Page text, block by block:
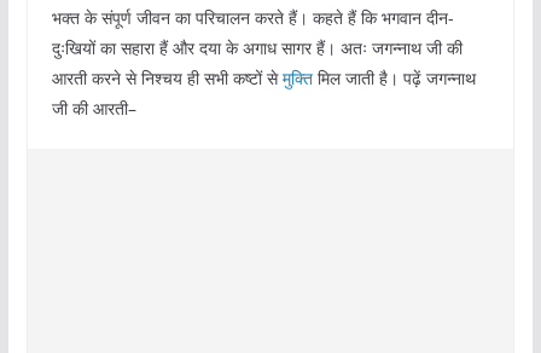
भक्त के संपूर्ण जीवन का परिचालन करते हैं। कहते हैं कि भगवान दीन-
दुःखियों का सहारा हैं और दया के अगाध सागर हैं। अतः जगन्नाथ जी की
आरती करने से निश्चय ही सभी कष्टों सेमुक्तिमिल जाती है। पढ़ें जगन्नाथ
जी की आरती–